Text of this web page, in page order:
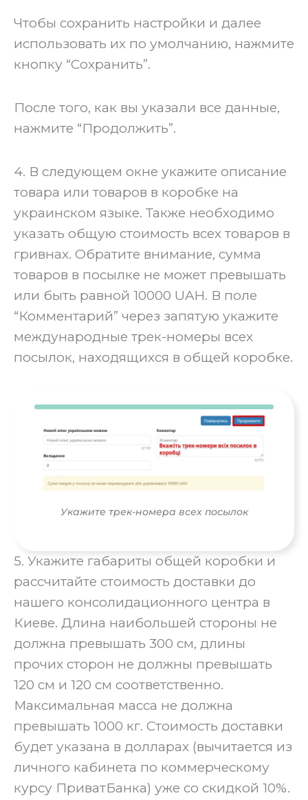
Чтобы сохранить настройки и далее
использовать их по умолчанию, нажмите
кнопку “Сохранить”.
После того, как вы указали все данные,
нажмите “Продолжить”.
‍4. В следующем окне укажите описание
товара или товаров в коробке на
украинском языке. Также необходимо
указать общую стоимость всех товаров в
гривнах. Обратите внимание, сумма
товаров в посылке не может превышать
или быть равной 10000 UAH. В поле
“Комментарий” через запятую укажите
международные трек-номеры всех
посылок, находящихся в общей коробке.
Укажите трек-номера всех посылок
5. Укажите габариты общей коробки и
рассчитайте стоимость доставки до
нашего консолидационного центра в
Киеве. Длина наибольшей стороны не
должна превышать 300 см, длины
прочих сторон не должны превышать
120 см и 120 см соответственно.
Максимальная масса не должна
превышать 1000 кг. Стоимость доставки
будет указана в долларах (вычитается из
личного кабинета по коммерческому
курсу ПриватБанка) уже со скидкой 10%.